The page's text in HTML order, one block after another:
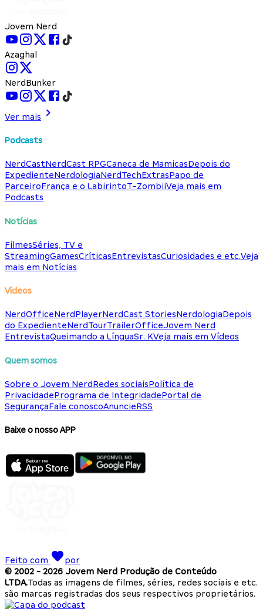
Jovem Nerd
Azaghal
NerdBunker
Ver mais
Podcasts
NerdCastNerdCast RPGCaneca de MamicasDepois do
ExpedienteNerdologiaNerdTechExtrasPapo de
ParceiroFrança e o LabirintoT-ZombiiVeja mais em
Podcasts
Notícias
FilmesSéries, TV e
StreamingGamesCríticasEntrevistasCuriosidades e etc.Veja
mais em Notícias
Vídeos
NerdOfficeNerdPlayerNerdCast StoriesNerdologiaDepois
do ExpedienteNerdTourTrailerOfficeJovem Nerd
EntrevistaQueimando a LínguaSr. KVeja mais em Vídeos
Quem somos
Sobre o Jovem NerdRedes sociaisPolítica de
PrivacidadePrograma de IntegridadePortal de
SegurançaFale conoscoAnuncieRSS
Baixe o nosso APP
Feito com
por
© 2002 - 2026 Jovem Nerd Produção de Conteúdo
LTDA.Todas as imagens de filmes, séries, redes sociais e etc.
são marcas registradas dos seus respectivos proprietários.